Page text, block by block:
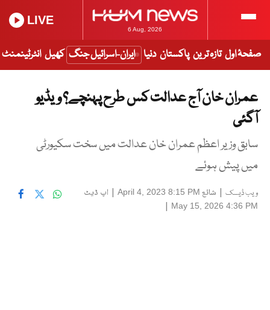
6 Aug, 2026
LIVE
صفحۂ اول تازہ ترین پاکستان دنیا ایران-اسرائیل جنگ کھیل انٹرٹینمنٹ
عمران خان آج عدالت کس طرح پہنچے؟ ویڈیو
آگئی
سابق وزیر اعظم عمران خان عدالت میں سخت سکیورٹی
میں پیش ہوئے
ویب ڈیسک | شائع April 4, 2023 8:15 PM
| اپ ڈیٹ
May 15, 2026 4:36 PM
|